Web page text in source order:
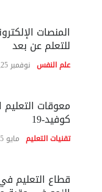
المنصات
للتعلم عن بعد
علم النفس نوفمبر 25, 2020
معوقات التعليم
كوفيد-19
تقنيات التعليم مايو 25, 2021
قطاع التعليم